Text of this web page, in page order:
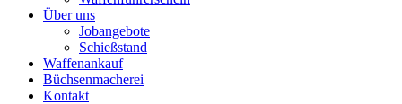
Über uns
Jobangebote
Schießstand
Waffenankauf
Büchsenmacherei
Kontakt